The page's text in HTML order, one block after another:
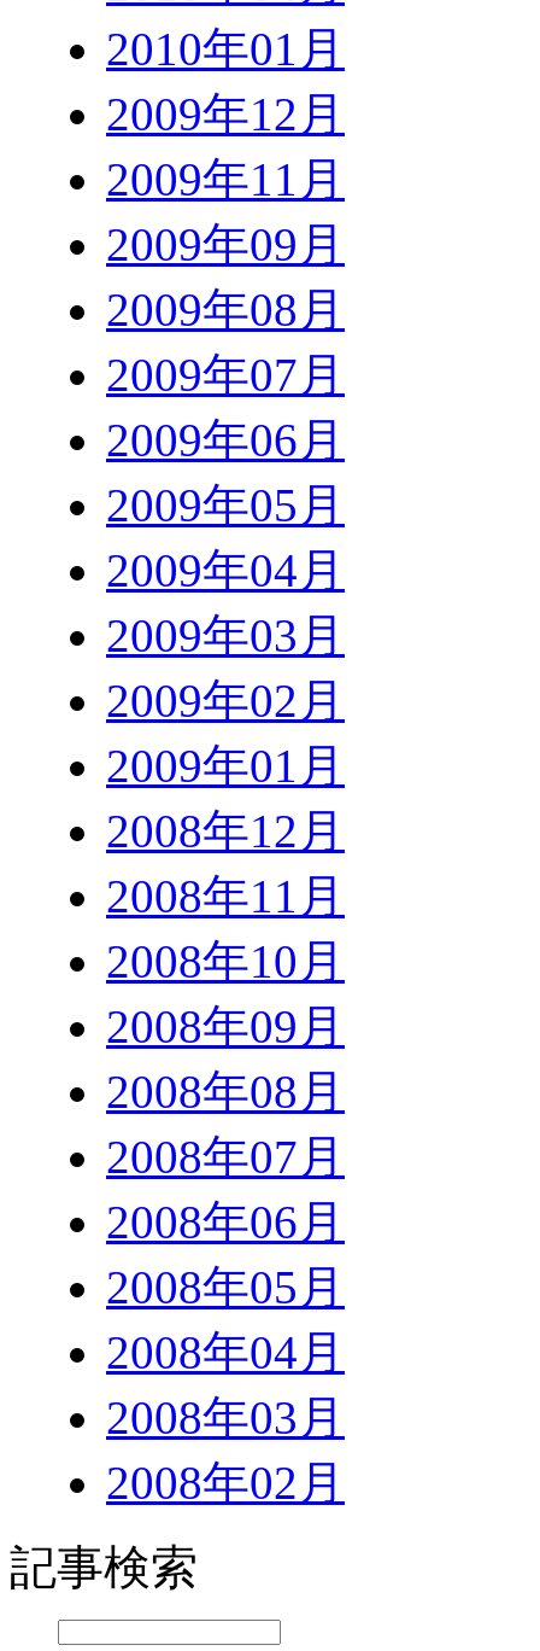
2010年01月
2009年12月
2009年11月
2009年09月
2009年08月
2009年07月
2009年06月
2009年05月
2009年04月
2009年03月
2009年02月
2009年01月
2008年12月
2008年11月
2008年10月
2008年09月
2008年08月
2008年07月
2008年06月
2008年05月
2008年04月
2008年03月
2008年02月
記事検索